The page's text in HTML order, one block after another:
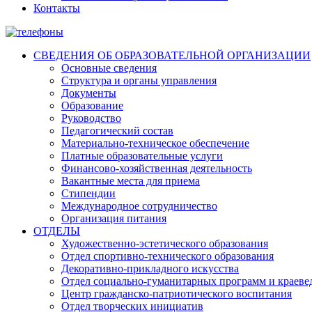
Контакты
СВЕДЕНИЯ ОБ ОБРАЗОВАТЕЛЬНОЙ ОРГАНИЗАЦИИ
Основные сведения
Структура и органы управления
Документы
Образование
Руководство
Педагогический состав
Материально-техническое обеспечение
Платные образовательные услуги
Финансово-хозяйственная деятельность
Вакантные места для приема
Стипендии
Международное сотрудничество
Организация питания
ОТДЕЛЫ
Художественно-эстетического образования
Отдел спортивно-технического образования
Декоративно-прикладного искусства
Отдел социально-гуманитарных программ и
Центр гражданско-патриотического воспитания
Отдел творческих инициатив